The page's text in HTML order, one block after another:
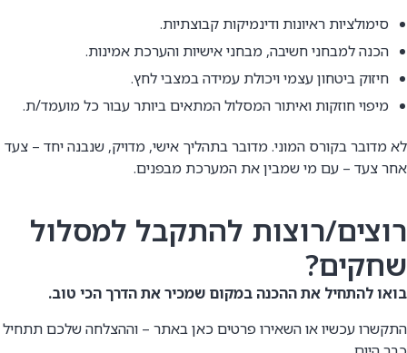
סימולציות ראיונות ודינמיקות קבוצתיות.
הכנה למבחני חשיבה, מבחני אישיות והערכת אמינות.
חיזוק ביטחון עצמי ויכולת עמידה במצבי לחץ.
מיפוי חוזקות ואיתור המסלול המתאים ביותר עבור כל מועמד/ת.
לא מדובר בקורס המוני. מדובר בתהליך אישי, מדויק, שנבנה יחד – צעד
אחר צעד – עם מי שמבין את המערכת מבפנים.
רוצים/רוצות להתקבל למסלול
שחקים?
בואו להתחיל את ההכנה במקום שמכיר את הדרך הכי טוב.
התקשרו עכשיו או השאירו פרטים כאן באתר – וההצלחה שלכם תתחיל